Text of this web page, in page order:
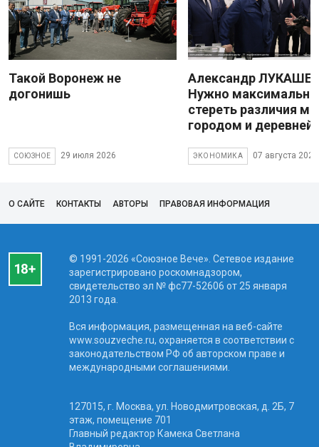
Такой Воронеж не
догонишь
СОЮЗНОЕ 29 июля 2026
Александр
Нужно максимально
стереть различия
городом и деревней
ЭКОНОМИКА 07 августа 2026
О САЙТЕ КОНТАКТЫ АВТОРЫ ПРАВОВАЯ ИНФОРМАЦИЯ
© 1991-2026 «Союзное Вече». Сетевое издание
зарегистрировано роскомнадзором,
свидетельство эл № фc77-52606 от 25 января
2013 года.
Вся информация, размещенная на веб-сайте
www.souzveche.ru, охраняется в соответствии с
законодательством РФ об авторском праве и
международными соглашениями.
127015, г. Москва, ул. Новодмитровская, д. 2Б, 7
этаж, помещение 701
Главный редактор Камека Светлана